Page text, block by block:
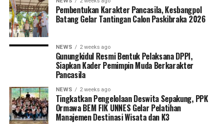
audisi lantas mengikuti karantina hingga malam
semifinal pada Rabu (10/12), di B6 Fakultas Bahasa dan
Seni (FBS) Unnes. Semifinal memilih 5 sinden terbaik
pada masing-masing kategori. Wahyono mengatakan,
Unnes mendukung setiap kegiatan pelestarian dan
pengembangan terkait kebudayaan.
“Sinden Idol merupakan bagian dari visi Unnes menjadi
Universitas Konservasi,” kata Wahyono.
Pembentukan Karakter Pancasila, Kesbangpol
Batang Gelar Tantingan Calon Paskibraka 2026
NEWS 2 weeks ago
Gunungkidul Resmi Bentuk Pelaksana DPPI,
Siapkan Kader Pemimpin Muda Berkarakter
Pancasila
NEWS 2 weeks ago
Tingkatkan Pengelolaan Deswita Sepakung, PPK
Ormawa BEM FIK UNNES Gelar Pelatihan
Manajemen Destinasi Wisata dan K3